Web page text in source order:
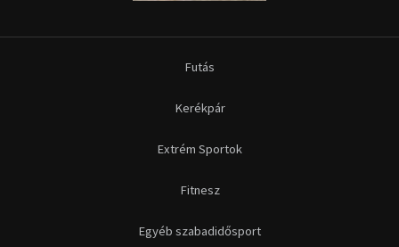
Futás
Kerékpár
Extrém Sportok
Fitnesz
Egyéb szabadidősport